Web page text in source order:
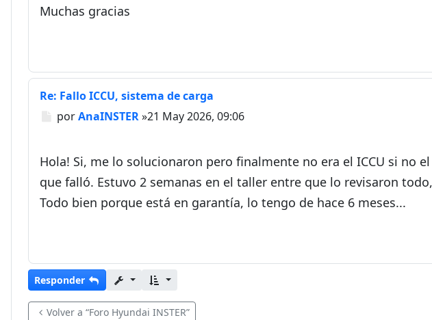
Muchas gracias
Re: Fallo ICCU, sistema de carga
Mensaje
porAnaINSTER»21 May 2026, 09:06
Hola! Si, me lo solucionaron pero finalmente no era el ICCU si no
que falló. Estuvo 2 semanas en el taller entre que lo revisaron
Todo bien porque está en garantía, lo tengo de hace 6 meses...
Responder
Volver a “Foro Hyundai INSTER”